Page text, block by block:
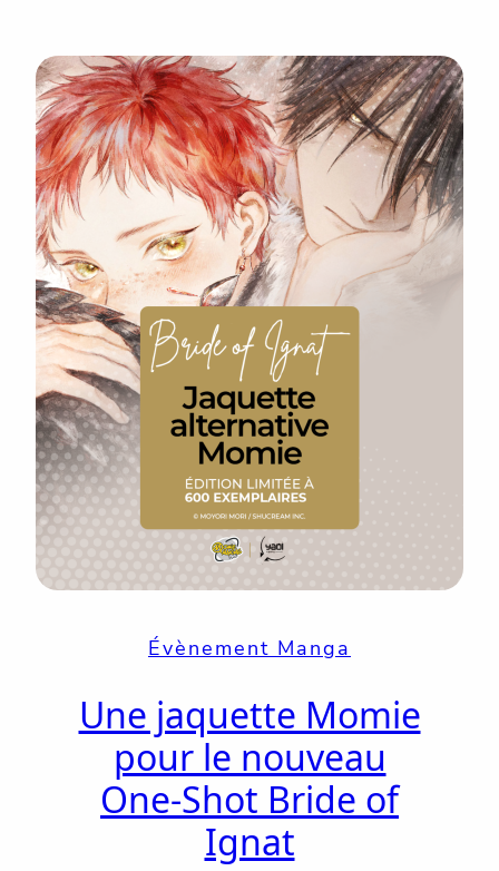
Évènement Manga
Une jaquette Momie
pour le nouveau
One-Shot Bride of
Ignat